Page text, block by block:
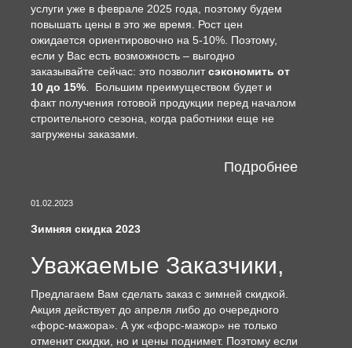
услуги уже в феврале 2025 года, поэтому будем
повышать цены в это же время. Рост цен
ожидается ориентировочно на 5-10%. Поэтому,
если у Вас есть возможность – выгодно
заказывайте сейчас: это позволитсэкономить от
10 до 15% . Большим преимуществом будет и
факт получения готовой продукции перед началом
строительного сезона, когда работники еще не
загружены заказами.
Подробнее
01.02.2023
Зимняя скидка 2023
Уважаемые Заказчики,
Предлагаем Вам сделать заказ с зимней скидкой.
Акция действует до апреля либо до очередного
«форс-мажора». А уж «форс-мажор» не только
отменит скидки, но и цены поднимет. Поэтому если